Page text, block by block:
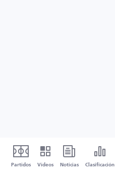
Partidos Vídeos Noticias Clasificación